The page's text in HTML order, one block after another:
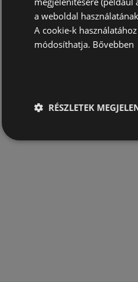
a weboldal
A cookie-k
módosíthatja. Bővebben
RÉSZLETEK